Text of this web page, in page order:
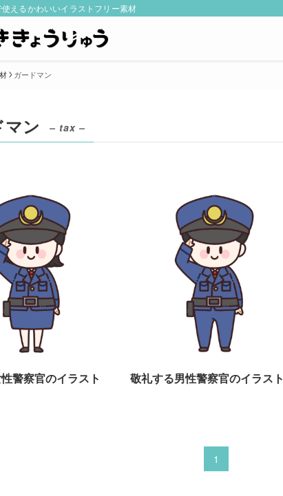
えるかわいいイラストフリー素材
ガードマン
マン – tax –
警察官のイラスト 敬礼する男性警察官のイラスト
1